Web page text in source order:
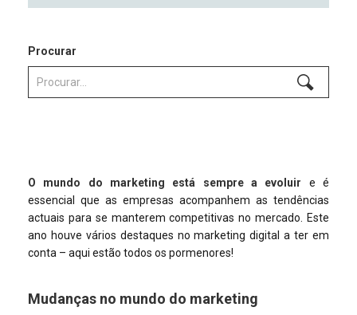
O mundo do marketing está sempre a evoluir e é
essencial que as empresas acompanhem as tendências
actuais para se manterem competitivas no mercado. Este
ano houve vários destaques no marketing digital a ter em
conta – aqui estão todos os pormenores!
Mudanças no mundo do marketing
Procurar